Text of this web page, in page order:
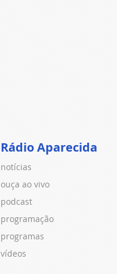
Rádio Aparecida
notícias
ouça ao vivo
podcast
programação
programas
vídeos